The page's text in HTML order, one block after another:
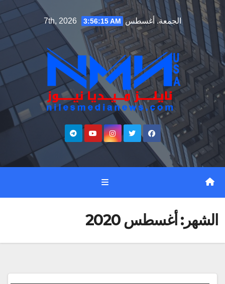
Skip
to
content
الجمعة. أغسطس 7th, 2026 3:56:16 AM
الشهر: أغسطس 2020